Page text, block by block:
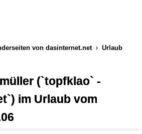
von dasinternet.net
Urlaub
(`topfklao` -
im Urlaub vom